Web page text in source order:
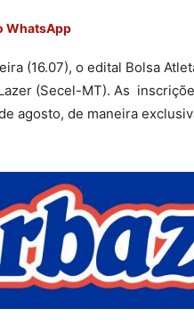
WhatsApp
(16.07), o edital Bolsa
(Secel-MT). As
agosto, de maneira